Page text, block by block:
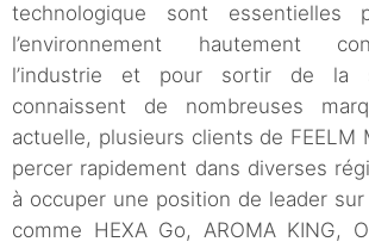
technologique sont essentielles
l’environnement hautement
l’industrie et pour sortir de la
connaissent de nombreuses
actuelle, plusieurs clients de FEELM
percer rapidement dans diverses
à occuper une position de leader
comme HEXA Go, AROMA KING,